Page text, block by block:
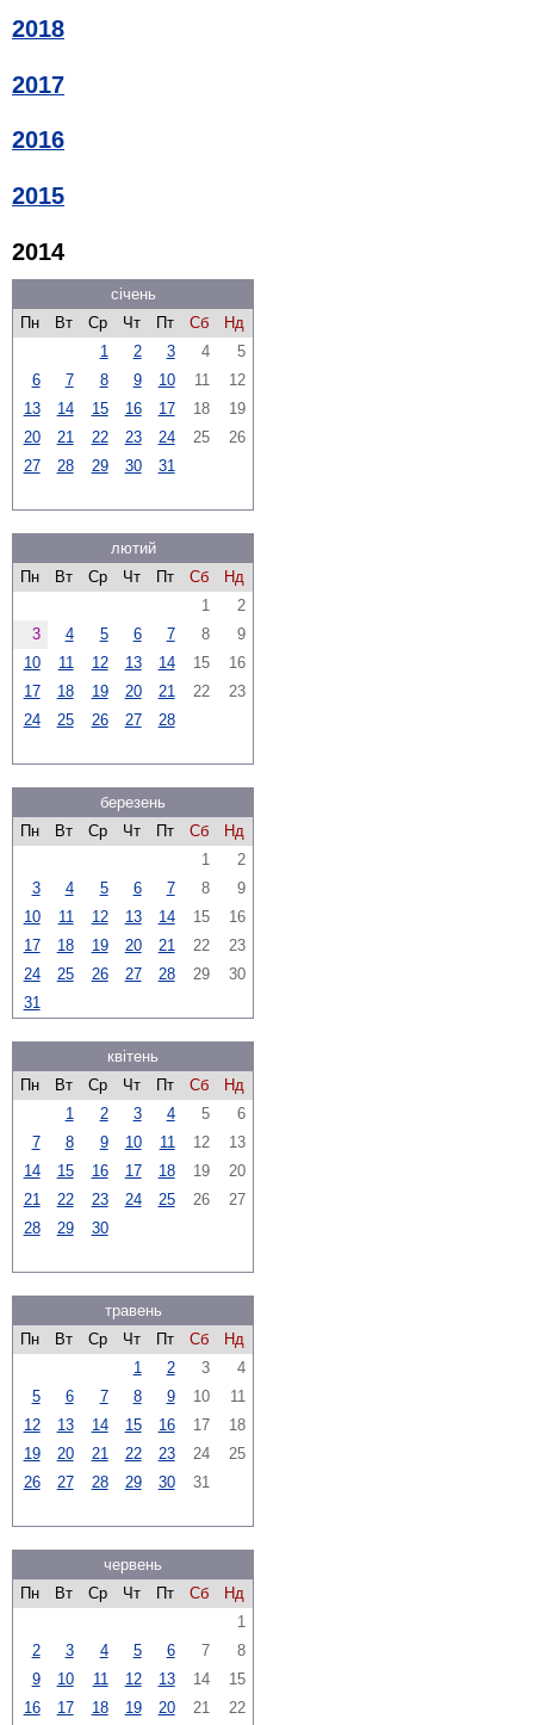
2018
2017
2016
2015
2014
січень
Пн
Вт Ср Чт Пт Сб
Нд
1
2 3 4
5
6
7 8 9 10 11
12
13
14 15 16 17 18
19
20
21 22 23 24 25
26
27
28 29 30 31
лютий
Пн
Вт Ср Чт Пт Сб
Нд
1
2
3
4 5 6 7 8
9
10
11 12 13 14 15
16
17
18 19 20 21 22
23
24
25 26 27 28
березень
Пн
Вт Ср Чт Пт Сб
Нд
1
2
3
4 5 6 7 8
9
10
11 12 13 14 15
16
17
18 19 20 21 22
23
24
25 26 27 28 29
30
31
квітень
Пн
Вт Ср Чт Пт Сб
Нд
1
2 3 4 5
6
7
8 9 10 11 12
13
14
15 16 17 18 19
20
21
22 23 24 25 26
27
28
29 30
травень
Пн
Вт Ср Чт Пт Сб
Нд
1
2 3
4
5
6 7 8 9 10
11
12
13 14 15 16 17
18
19
20 21 22 23 24
25
26
27 28 29 30 31
червень
Пн
Вт Ср Чт Пт Сб
Нд
1
2
3 4 5 6 7
8
9
10 11 12 13 14
15
16
17 18 19 20 21
22